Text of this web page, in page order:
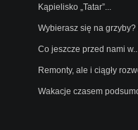
Kąpielisko „Tatar”...
Wybierasz się na grzyby?
Co jeszcze przed nami w...
Remonty, ale i ciągły
Wakacje czasem